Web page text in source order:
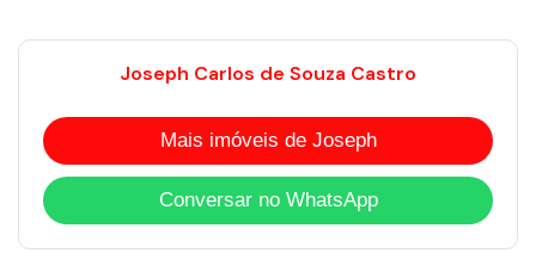
Joseph Carlos de Souza Castro
Mais imóveis de Joseph
Conversar no WhatsApp